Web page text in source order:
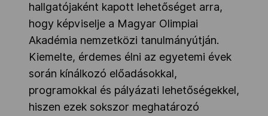
hallgatójaként kapott lehetőséget arra,
hogy képviselje a Magyar Olimpiai
Akadémia nemzetközi tanulmányútján.
Kiemelte, érdemes élni az egyetemi évek
során kínálkozó előadásokkal,
programokkal és pályázati lehetőségekkel,
hiszen ezek sokszor meghatározó